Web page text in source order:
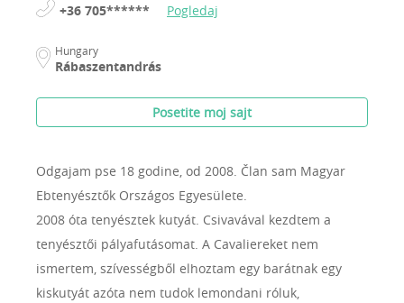
+36 705****** Pogledaj
Hungary
Rábaszentandrás
Posetite moj sajt
Odgajam pse 18 godine, od 2008. Član sam Magyar
Ebtenyésztők Országos Egyesülete.
2008 óta tenyésztek kutyát. Csivavával kezdtem a
tenyésztői pályafutásomat. A Cavaliereket nem
ismertem, szívességből elhoztam egy barátnak egy
kiskutyát azóta nem tudok lemondani róluk,